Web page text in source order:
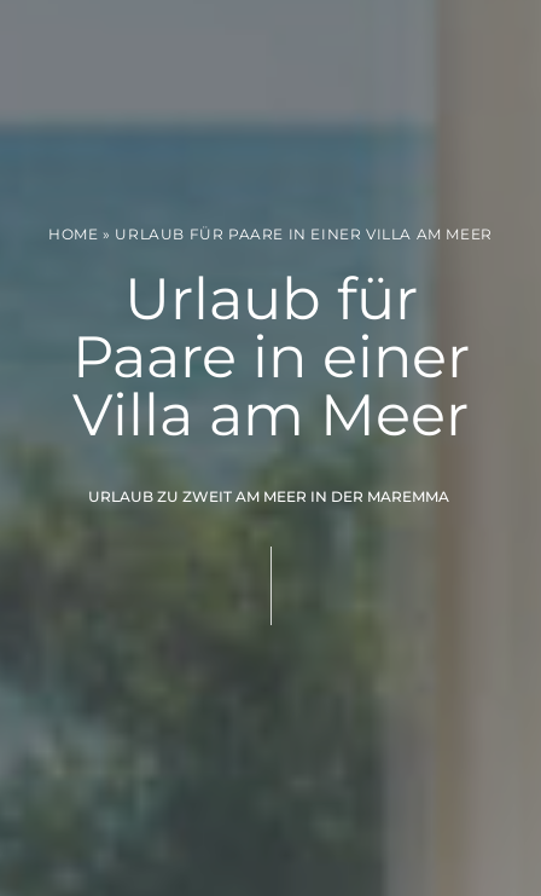
HOME » URLAUB FÜR PAARE IN EINER VILLA AM MEER
Urlaub für
Paare in einer
Villa am Meer
URLAUB ZU ZWEIT AM MEER IN DER MAREMMA